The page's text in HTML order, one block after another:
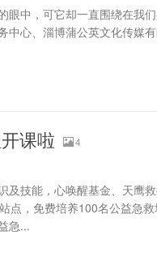
中，可它却一直围绕在我
心、淄博蒲公英文化传媒
课啦
4
技能，心唤醒基金、天鹰
点，免费培养100名公益急
急...